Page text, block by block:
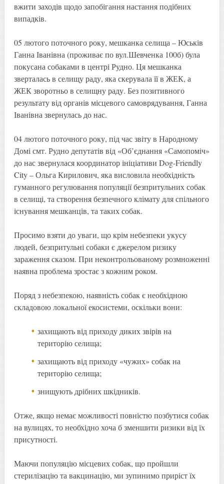
вжити заходів щодо запобігання настання подібних
випадків.
05 лютого поточного року, мешканка селища – Юськів
Ганна Іванівна (проживає по вул.Шевченка 100б) була
покусана собаками в центрі Рудно. Ця мешканка
зверталась в селищу раду, яка скерувала її в ЖЕК, а
ЖЕК зворотньо в селищну раду. Без позитивного
результату від органів місцевого самоврядування, Ганна
Іванівна звернулась до нас.
04 лютого поточного року, під час звіту в Народному
Домі смт. Рудно депутатів від «Об’єднання «Самопоміч»
до нас звернулася координатор ініціативи Dog-Friendly
City – Ольга Кирилович, яка висловила необхідність
гуманного регулювання популяції безпритульних собак
в селищі, та створення безпечного клімату для спільного
існування мешканців, та таких собак.
Просимо взяти до уваги, що крім небезпеки укусу
людей, безпритульні собаки є джерелом ризику
зараження сказом. При неконтрольованому розмноженні
наявна проблема зростає з кожним роком.
Поряд з небезпекою, наявність собак є необхідною
складовою локальної екосистеми, оскільки вони:
захищають від приходу диких звірів на
територію селища;
захищають від приходу «чужих» собак на
територію селища;
знищують дрібних шкідників.
Отже, якщо немає можливості повністю позбутися собак
на вулицях, то необхідно хоча б зменшити ризики від їх
присутності.
Маючи популяцію місцевих собак, що пройшли
стерилізацію та вакцинацію, ми зупинимо приріст їх